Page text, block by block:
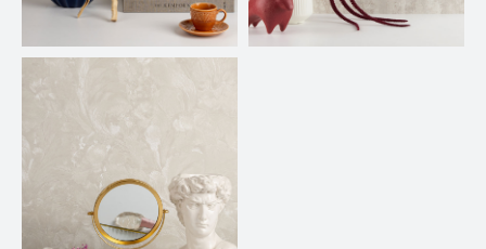
Составим понятное
техническое задание
Покажем подход к съемке и
результат